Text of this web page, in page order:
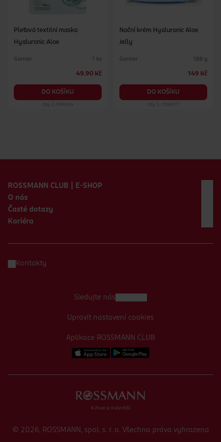
Pleťová textilní maska
Hyaluronic Aloe
Garnier 1 ks
49.90 Kč
DO KOŠÍKU
Obj. č.: 994934
Noční krém Hyaluronic Aloe
Jelly
Garnier 188 g
149 Kč
DO KOŠÍKU
ROSSMANN CLUB | E-SHOP
O nás
Časté dotazy
Kariéra
Kontakty
Aplikace ROSSMANN CLUB
Sledujte nás
Upravit nastavení cookies
© 2026, ROSSMANN, spol. s. r. o. Všechna práva vyhrazena